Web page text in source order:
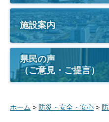
施設案内
県民の声
（ご意見・ご提言）
ホーム > 防災・安全・安心 >